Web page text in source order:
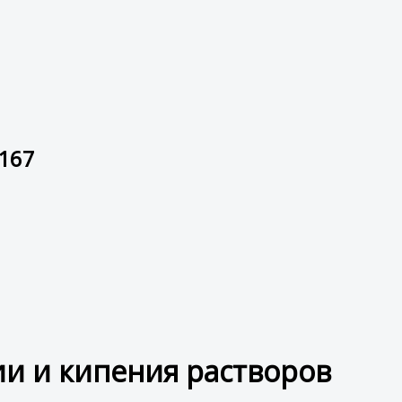
и кипения растворов